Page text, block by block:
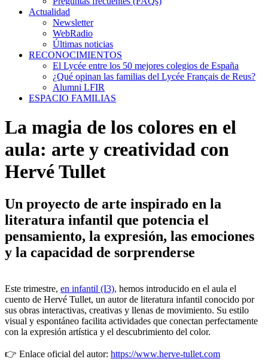
Actualidad
Newsletter
WebRadio
Últimas noticias
RECONOCIMIENTOS
El Lycée entre los 50 mejores colegios de España
¿Qué opinan las familias del Lycée Français de Reus?
Alumni LFIR
ESPACIO FAMILIAS
La magia de los colores en el
aula: arte y creatividad con
Hervé Tullet
Un proyecto de arte inspirado en la
literatura infantil que potencia el
pensamiento, la expresión, las emociones
y la capacidad de sorprenderse
Este trimestre, en infantil (I3), hemos introducido en el aula el
cuento de Hervé Tullet, un autor de literatura infantil conocido por
sus obras interactivas, creativas y llenas de movimiento. Su estilo
visual y espontáneo facilita actividades que conectan perfectamente
con la expresión artística y el descubrimiento del color.
👉 Enlace oficial del autor: https://www.herve-tullet.com